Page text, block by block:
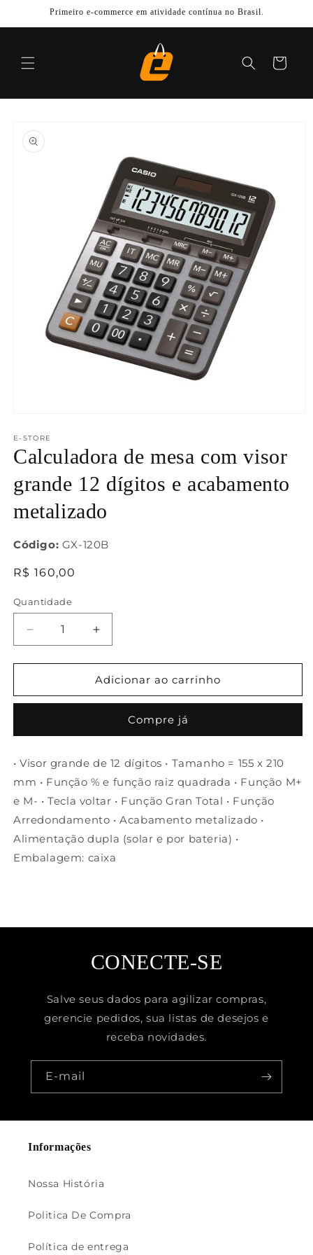
para o
conteúdo
Primeiro e-commerce em atividade contínua no Brasil.
Carrinho
informações
do produto
1
na
janela
E-STORE
Calculadora de mesa com visor
grande 12 dígitos e acabamento
metalizado
Código: GX-120B
Preço
R$ 160,00
Quantidade
Diminuir
a
quantidade
Calculadora
com
grande
12
dígitos
acabamento
metalizado
Aumentar
a
quantidade
de
Calculadora
com
grande
12
dígitos
acabamento
metalizado
Adicionar ao carrinho
Compre já
• Visor grande de 12 dígitos • Tamanho = 155 x 210
mm • Função % e função raiz quadrada • Função M+
e M- • Tecla voltar • Função Gran Total • Função
Arredondamento • Acabamento metalizado •
Alimentação dupla (solar e por bateria) •
Embalagem: caixa
CONECTE-SE
Salve seus dados para agilizar compras,
gerencie pedidos, sua listas de desejos e
receba novidades.
E-mail
Informações
Nossa História
Politica De Compra
Política de entrega